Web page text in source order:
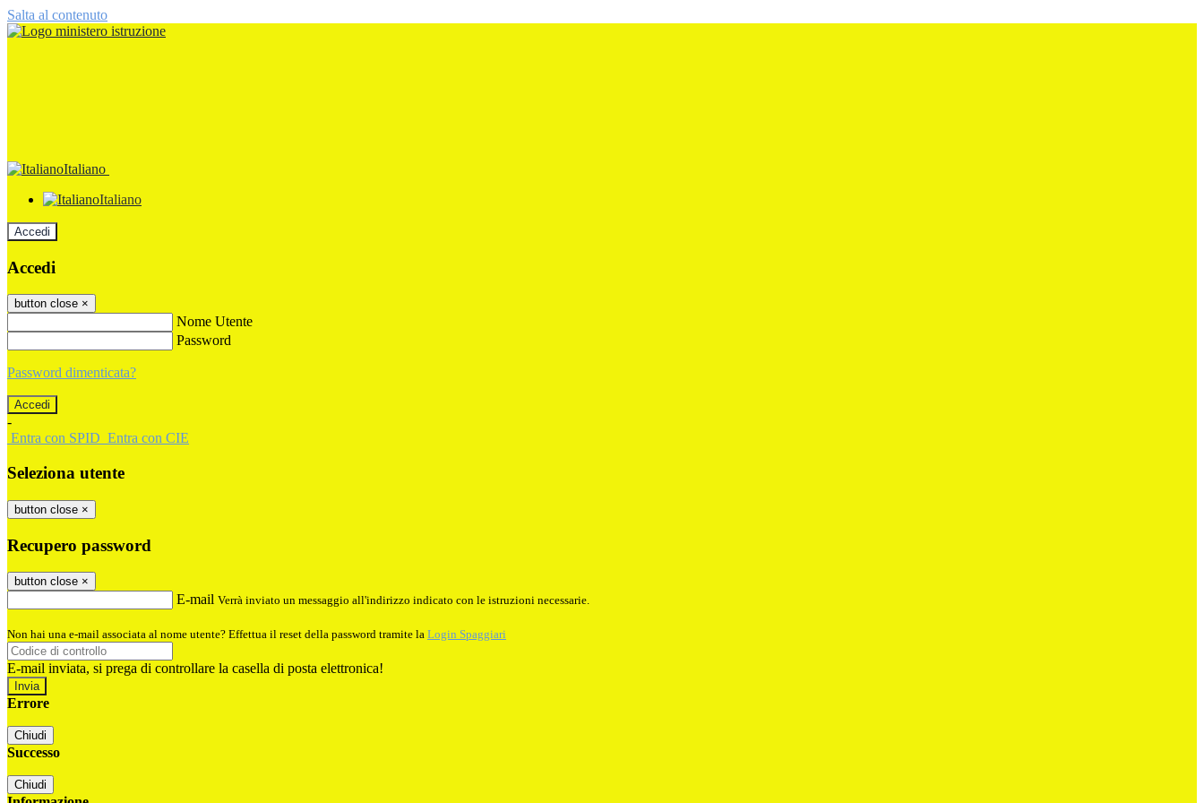
Salta al contenuto
Italiano
Italiano
Accedi
Accedi
button close ×
Nome Utente
Password
Password dimenticata?
-
Entra con SPID Entra con CIE
Seleziona utente
button close ×
Recupero password
button close ×
E-mail Verrà inviato un messaggio all'indirizzo indicato con le istruzioni necessarie.
Non hai una e-mail associata al nome utente? Effettua il reset della password tramite la Login Spaggiari
E-mail inviata, si prega di controllare la casella di posta elettronica!
Errore
Chiudi
Successo
Chiudi